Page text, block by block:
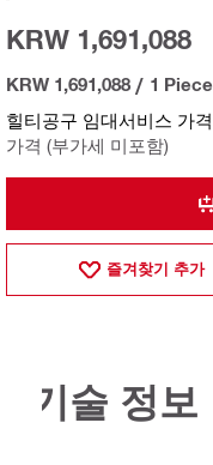
힐티공구 임대서비스 가격
가격 (부가세 미포함)
KRW 1,691,088
KRW 1,691,088 / 1 Piece
즐겨찾기 추가
기술 정보